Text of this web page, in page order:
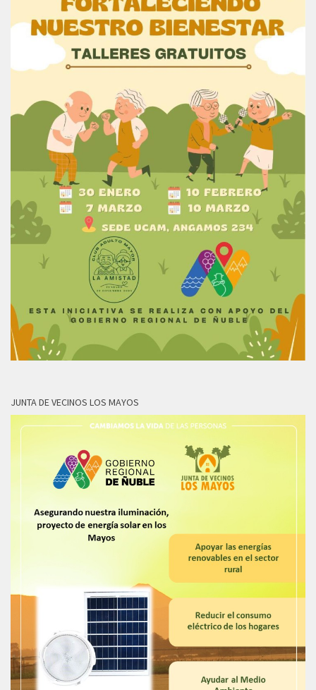
JUNTA DE VECINOS LOS MAYOS